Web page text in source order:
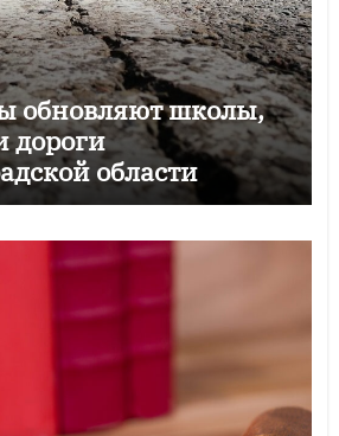
обновляют школы,
дороги
области